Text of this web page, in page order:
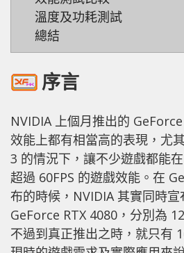
溫度及功耗測試
總結
序言
NVIDIA 上個月推出的
效能上都有相當高的表現，尤
3 的情況下，讓不少遊戲都能
超過 60FPS 的遊戲效能。在
布的時候，NVIDIA 其實同時
GeForce RTX 4080，分別為
不過到真正推出之時，就只有